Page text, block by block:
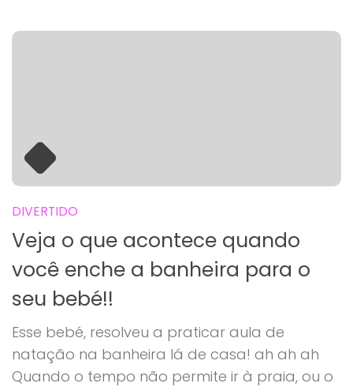
DIVERTIDO
Veja o que acontece quando
você enche a banheira para o
seu bebé!!
Esse bebé, resolveu a praticar aula de
natação na banheira lá de casa! ah ah ah
Quando o tempo não permite ir à praia, ou o